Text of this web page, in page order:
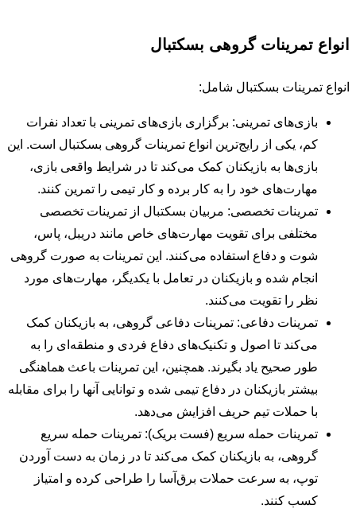
انواع تمرینات گروهی بسکتبال
انواع تمرینات بسکتبال شامل:
بازی‌های تمرینی: برگزاری بازی‌های تمرینی با تعداد نفرات
کم، یکی از رایج‌ترین انواع تمرینات گروهی بسکتبال است. این
بازی‌ها به بازیکنان کمک می‌کند تا در شرایط واقعی بازی،
مهارت‌های خود را به کار برده و کار تیمی را تمرین کنند.
تمرینات تخصصی: مربیان بسکتبال از تمرینات تخصصی
مختلفی برای تقویت مهارت‌های خاص مانند دریبل، پاس،
شوت و دفاع استفاده می‌کنند. این تمرینات به صورت گروهی
انجام شده و بازیکنان در تعامل با یکدیگر، مهارت‌های مورد
نظر را تقویت می‌کنند.
تمرینات دفاعی: تمرینات دفاعی گروهی، به بازیکنان کمک
می‌کند تا اصول و تکنیک‌های دفاع فردی و منطقه‌ای را به
طور صحیح یاد بگیرند. همچنین، این تمرینات باعث هماهنگی
بیشتر بازیکنان در دفاع تیمی شده و توانایی آنها را برای مقابله
با حملات تیم حریف افزایش می‌دهد.
تمرینات حمله سریع (فست بریک): تمرینات حمله سریع
گروهی، به بازیکنان کمک می‌کند تا در زمان به دست آوردن
توپ، به سرعت حملات برق‌آسا را طراحی کرده و امتیاز
کسب کنند.